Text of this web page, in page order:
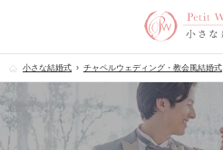
小さな結婚式 チャペルウェディング・教会風結婚式